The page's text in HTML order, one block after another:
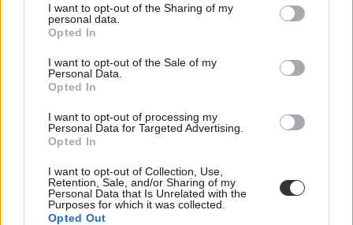
I want to opt-out of the Sharing of my
personal data.
Opted In
I want to opt-out of the Sale of my
Personal Data.
Opted In
I want to opt-out of processing my
Personal Data for Targeted Advertising.
Opted In
I want to opt-out of Collection, Use,
Retention, Sale, and/or Sharing of my
Personal Data that Is Unrelated with the
Purposes for which it was collected.
Opted Out
keresztféléves felvételi
sorrendmódosítás
keresztféléves felvételi 2026